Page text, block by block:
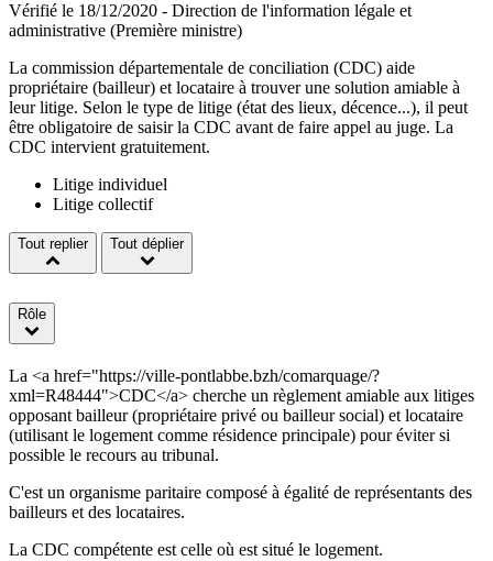
Vérifié le 18/12/2020 - Direction de l'information légale et
administrative (Première ministre)
La commission départementale de conciliation (CDC) aide
propriétaire (bailleur) et locataire à trouver une solution amiable à
leur litige. Selon le type de litige (état des lieux, décence...), il peut
être obligatoire de saisir la CDC avant de faire appel au juge. La
CDC intervient gratuitement.
Litige individuel
Litige collectif
Tout replier Tout déplier
Rôle
La <a href="https://ville-pontlabbe.bzh/comarquage/?
xml=R48444">CDC</a> cherche un règlement amiable aux litiges
opposant bailleur (propriétaire privé ou bailleur social) et locataire
(utilisant le logement comme résidence principale) pour éviter si
possible le recours au tribunal.
C'est un organisme paritaire composé à égalité de représentants des
bailleurs et des locataires.
La CDC compétente est celle où est situé le logement.